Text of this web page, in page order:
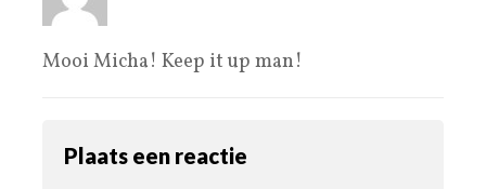
Mooi Micha! Keep it up man!
Plaats een reactie